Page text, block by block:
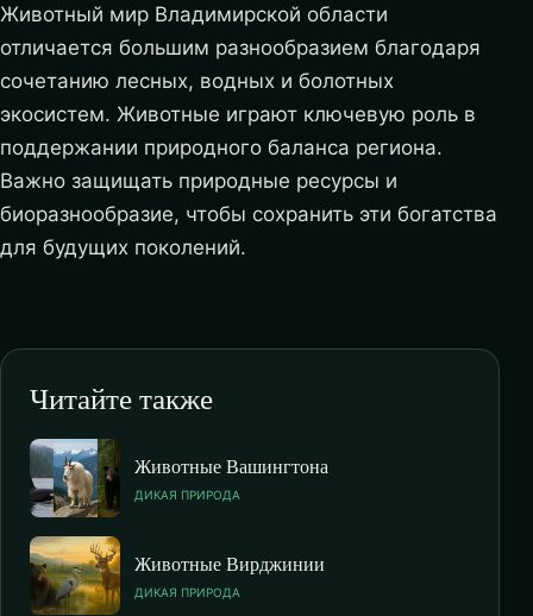
Животный мир Владимирской области
отличается большим разнообразием благодаря
сочетанию лесных, водных и болотных
экосистем. Животные играют ключевую роль в
поддержании природного баланса региона.
Важно защищать природные ресурсы и
биоразнообразие, чтобы сохранить эти богатства
для будущих поколений.
Читайте также
Животные Вашингтона
ДИКАЯ ПРИРОДА
Животные Вирджинии
ДИКАЯ ПРИРОДА